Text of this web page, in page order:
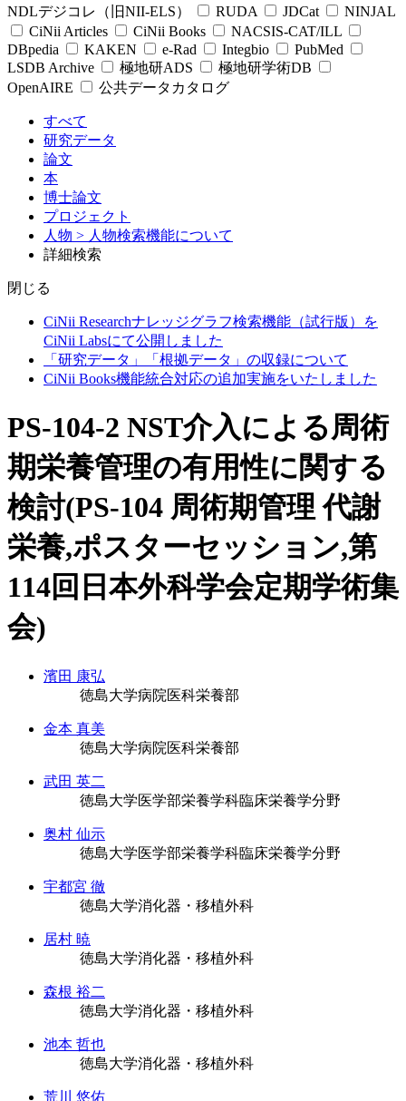
NDLデジコレ（旧NII-ELS）
RUDA JDCat
NINJAL
CiNii Articles
CiNii Books
NACSIS-CAT/ILL
DBpedia
KAKEN e-Rad Integbio
PubMed
LSDB Archive
極地研ADS
極地研学術DB
OpenAIRE
公共データカタログ
すべて
研究データ
論文
本
博士論文
プロジェクト
人物 > 人物検索機能について
詳細検索
閉じる
CiNii Researchナレッジグラフ検索機能（試行版）を
CiNii Labsにて公開しました
「研究データ」「根拠データ」の収録について
CiNii Books機能統合対応の追加実施をいたしました
PS-104-2 NST介入による周術
期栄養管理の有用性に関する
検討(PS-104 周術期管理 代謝
栄養,ポスターセッション,第
114回日本外科学会定期学術集
会)
濱田 康弘
徳島大学病院医科栄養部
金本 真美
徳島大学病院医科栄養部
武田 英二
徳島大学医学部栄養学科臨床栄養学分野
奥村 仙示
徳島大学医学部栄養学科臨床栄養学分野
宇都宮 徹
徳島大学消化器・移植外科
居村 暁
徳島大学消化器・移植外科
森根 裕二
徳島大学消化器・移植外科
池本 哲也
徳島大学消化器・移植外科
荒川 悠佑